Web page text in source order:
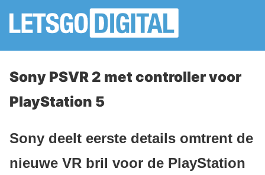
Sony PSVR 2 met controller voor
PlayStation 5
Sony deelt eerste details omtrent de
nieuwe VR bril voor de PlayStation